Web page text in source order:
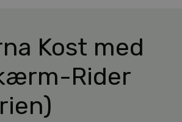
Kost med
Rider